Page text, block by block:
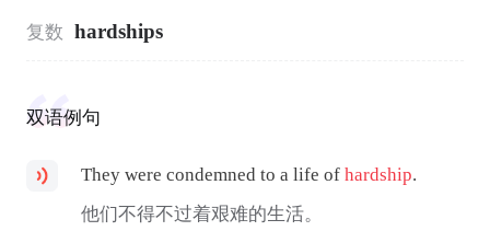
复数 hardships
双语例句
They were condemned to a life ofhardship.
他们不得不过着艰难的生活。